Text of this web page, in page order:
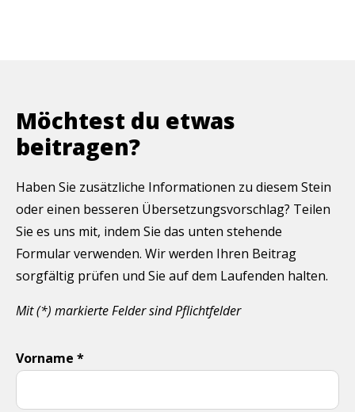
Möchtest du etwas
beitragen?
Haben Sie zusätzliche Informationen zu diesem Stein
oder einen besseren Übersetzungsvorschlag? Teilen
Sie es uns mit, indem Sie das unten stehende
Formular verwenden. Wir werden Ihren Beitrag
sorgfältig prüfen und Sie auf dem Laufenden halten.
Mit (*) markierte Felder sind Pflichtfelder
Vorname *